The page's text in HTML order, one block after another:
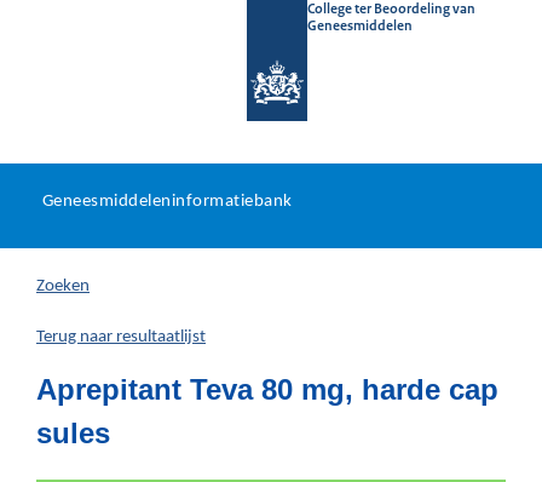
College ter Beoordeling van
Geneesmiddelen
U
hier:
Geneesmiddeleninformatiebank
Zoeken
Terug naar resultaatlijst
Aprepitant Teva 80 mg, harde cap
sules